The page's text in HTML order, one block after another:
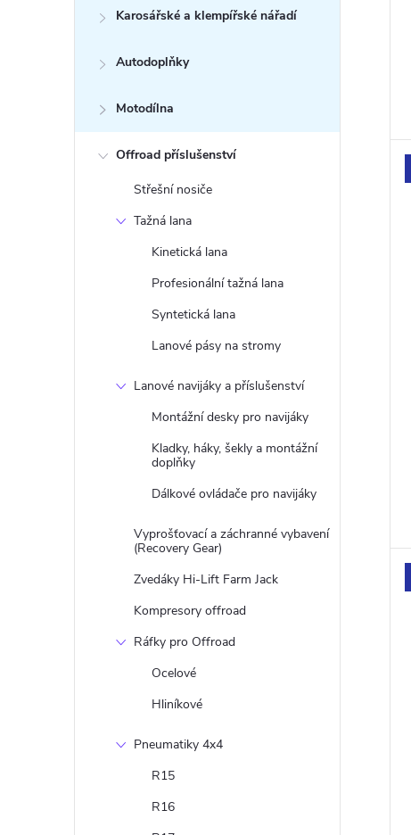
Karosářské a klempířské nářadí
Autodoplňky
Motodílna
Offroad příslušenství
Střešní nosiče
Tažná lana
Kinetická lana
Profesionální tažná lana
Syntetická lana
Lanové pásy na stromy
Lanové navijáky a příslušenství
Montážní desky pro navijáky
Kladky, háky, šekly a montážní
doplňky
Dálkové ovládače pro navijáky
Vyprošťovací a záchranné vybavení
(Recovery Gear)
Zvedáky Hi-Lift Farm Jack
Kompresory offroad
Ráfky pro Offroad
Ocelové
Hliníkové
Pneumatiky 4x4
R15
R16
k
u
k